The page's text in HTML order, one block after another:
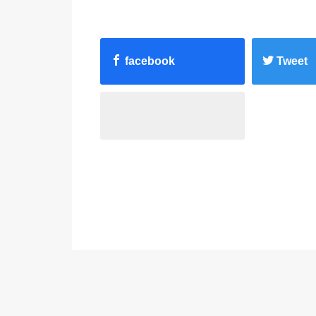
facebook Tweet